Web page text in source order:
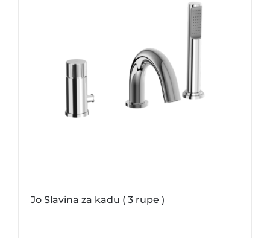
Jo Slavina za kadu ( 3 rupe )